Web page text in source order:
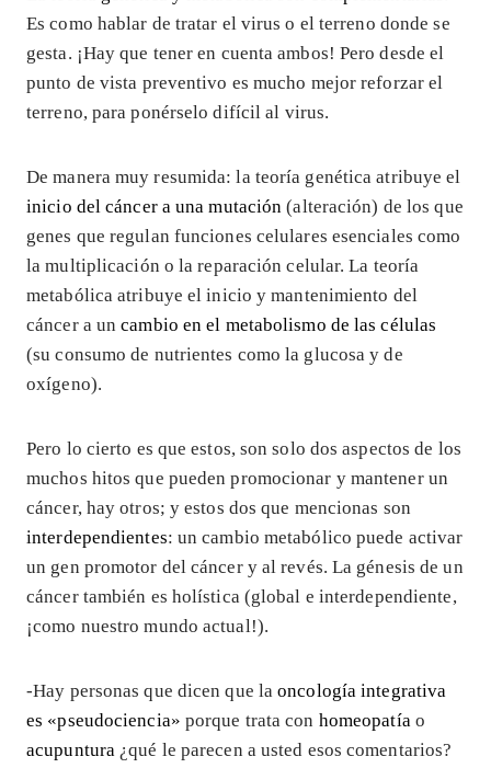
Es como hablar de tratar el virus o el terreno donde se
gesta. ¡Hay que tener en cuenta ambos! Pero desde el
punto de vista preventivo es mucho mejor reforzar el
terreno, para ponérselo difícil al virus.
De manera muy resumida: la teoría genética atribuye el
inicio del cáncer a una mutación (alteración) de los que
genes que regulan funciones celulares esenciales como
la multiplicación o la reparación celular. La teoría
metabólica atribuye el inicio y mantenimiento del
cáncer a uncambio en el metabolismo de las células
(su consumo de nutrientes como la glucosa y de
oxígeno).
Pero lo cierto es que estos, son solo dos aspectos de los
muchos hitos que pueden promocionar y mantener un
cáncer, hay otros; y estos dos que mencionas son
interdependientes: un cambio metabólico puede activar
un gen promotor del cáncer y al revés. La génesis de un
cáncer también es holística (global e interdependiente,
¡como nuestro mundo actual!).
-Hay personas que dicen que laoncología integrativa
es «pseudociencia» porque trata con homeopatía o
acupuntura ¿qué le parecen a usted esos comentarios?